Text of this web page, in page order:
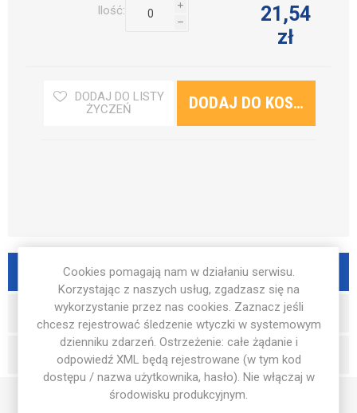
Ilość: i
h
21,54
zł
DODAJ DO LISTY
ŻYCZEŃ
OPIS PRODUKTU
RECENZJE
WYŚLIJ PYTANIE
Cookies pomagają nam w działaniu serwisu.
Korzystając z naszych usług, zgadzasz się na
wykorzystanie przez nas cookies. Zaznacz jeśli
chcesz rejestrować śledzenie wtyczki w systemowym
dzienniku zdarzeń. Ostrzeżenie: całe żądanie i
odpowiedź XML będą rejestrowane (w tym kod
dostępu / nazwa użytkownika, hasło). Nie włączaj w
środowisku produkcyjnym.